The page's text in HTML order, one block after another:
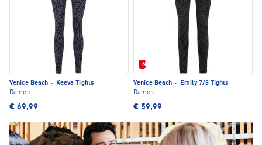
Venice Beach ·
Keeva Tights
Damen
€ 69,99
Neu
Venice Beach ·
Emily 7/8 Tights
Damen
€ 59,99